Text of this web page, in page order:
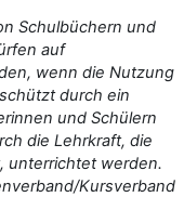
Schulbüchern und
auf
wenn die Nutzung
durch ein
und Schülern
die Lehrkraft, die
unterrichtet werden.
Kursverband